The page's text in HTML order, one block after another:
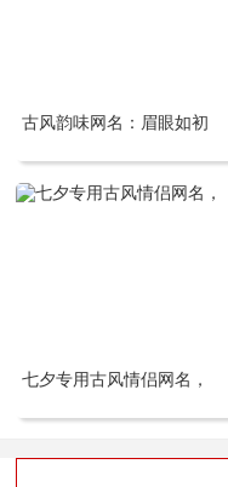
古风韵味网名：眉眼如初
七夕专用古风情侣网名，